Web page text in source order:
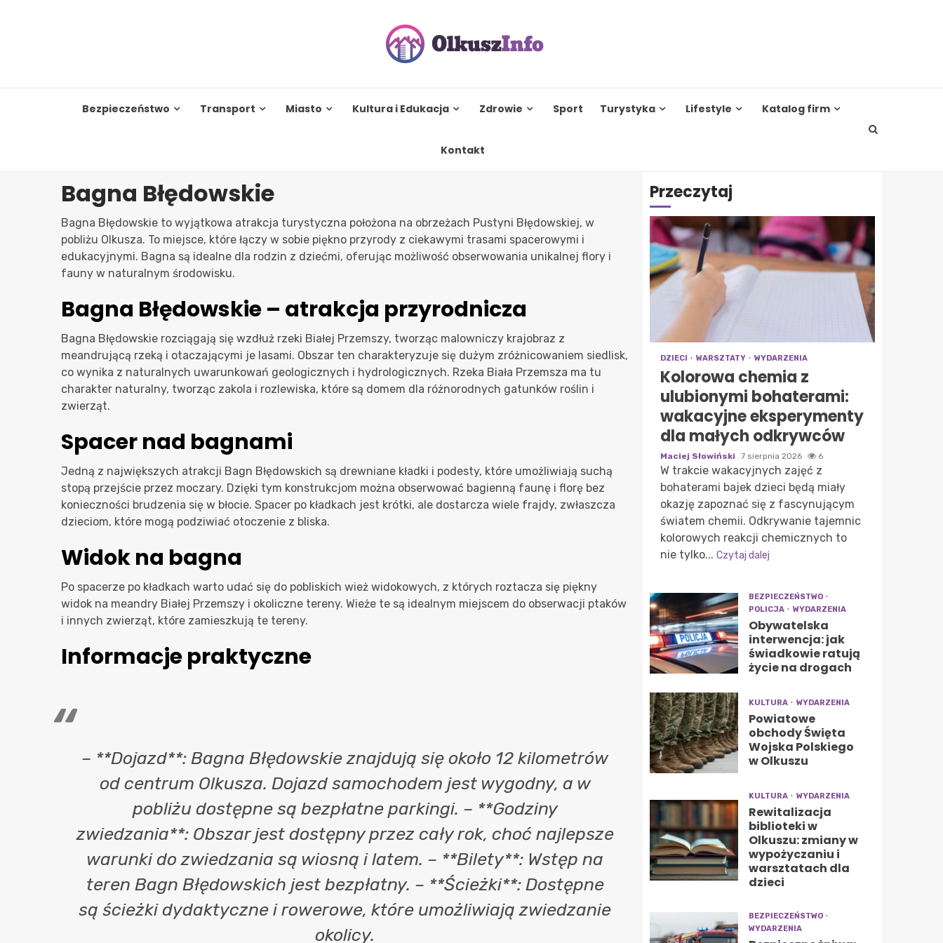
Bezpieczeństwo Transport Miasto Kultura i Edukacja Zdrowie Sport Turystyka Lifestyle Katalog firm
Kontakt
Bagna Błędowskie
Bagna Błędowskie to wyjątkowa atrakcja turystyczna położona na obrzeżach Pustyni Błędowskiej, w
pobliżu Olkusza. To miejsce, które łączy w sobie piękno przyrody z ciekawymi trasami spacerowymi i
edukacyjnymi. Bagna są idealne dla rodzin z dziećmi, oferując możliwość obserwowania unikalnej flory i
fauny w naturalnym środowisku.
Bagna Błędowskie – atrakcja przyrodnicza
Bagna Błędowskie rozciągają się wzdłuż rzeki Białej Przemszy, tworząc malowniczy krajobraz z
meandrującą rzeką i otaczającymi je lasami. Obszar ten charakteryzuje się dużym zróżnicowaniem siedlisk,
co wynika z naturalnych uwarunkowań geologicznych i hydrologicznych. Rzeka Biała Przemsza ma tu
charakter naturalny, tworząc zakola i rozlewiska, które są domem dla różnorodnych gatunków roślin i
zwierząt.
Spacer nad bagnami
Jedną z największych atrakcji Bagn Błędowskich są drewniane kładki i podesty, które umożliwiają suchą
stopą przejście przez moczary. Dzięki tym konstrukcjom można obserwować bagienną faunę i florę bez
konieczności brudzenia się w błocie. Spacer po kładkach jest krótki, ale dostarcza wiele frajdy, zwłaszcza
dzieciom, które mogą podziwiać otoczenie z bliska.
Widok na bagna
Po spacerze po kładkach warto udać się do pobliskich wież widokowych, z których roztacza się piękny
widok na meandry Białej Przemszy i okoliczne tereny. Wieże te są idealnym miejscem do obserwacji ptaków
i innych zwierząt, które zamieszkują te tereny.
Informacje praktyczne
– **Dojazd**: Bagna Błędowskie znajdują się około 12 kilometrów
od centrum Olkusza. Dojazd samochodem jest wygodny, a w
pobliżu dostępne są bezpłatne parkingi. – **Godziny
zwiedzania**: Obszar jest dostępny przez cały rok, choć najlepsze
warunki do zwiedzania są wiosną i latem. – **Bilety**: Wstęp na
teren Bagn Błędowskich jest bezpłatny. – **Ścieżki**: Dostępne
są ścieżki dydaktyczne i rowerowe, które umożliwiają zwiedzanie
okolicy.
Przeczytaj
DZIECI WARSZTATY WYDARZENIA
Kolorowa chemia z
ulubionymi bohaterami:
wakacyjne eksperymenty
dla małych odkrywców
Maciej Słowiński 7 sierpnia 2026 6
W trakcie wakacyjnych zajęć z
bohaterami bajek dzieci będą miały
okazję zapoznać się z fascynującym
światem chemii. Odkrywanie tajemnic
kolorowych reakcji chemicznych to
nie tylko... Czytaj dalej
BEZPIECZEŃSTWO
POLICJA
WYDARZENIA
Obywatelska
interwencja: jak
świadkowie ratują
życie na drogach
KULTURA WYDARZENIA
Powiatowe
obchody Święta
Wojska Polskiego
w Olkuszu
KULTURA WYDARZENIA
Rewitalizacja
biblioteki w
Olkuszu: zmiany w
wypożyczaniu i
warsztatach dla
dzieci
BEZPIECZEŃSTWO
WYDARZENIA